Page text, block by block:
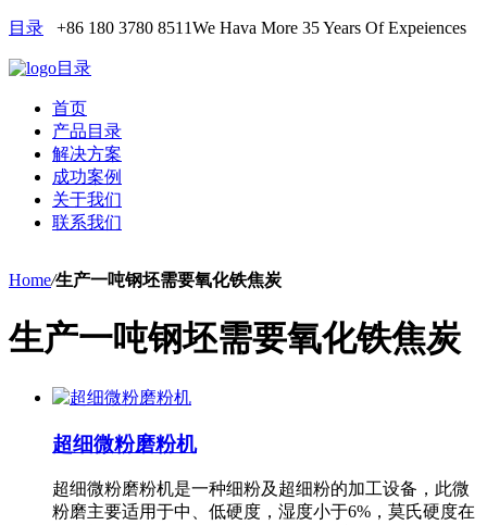
目录 +86 180 3780 8511We Hava More 35 Years Of Expeiences
目录
首页
产品目录
解决方案
成功案例
关于我们
联系我们
Home/生产一吨钢坯需要氧化铁焦炭
生产一吨钢坯需要氧化铁焦炭
超细微粉磨粉机
超细微粉磨粉机是一种细粉及超细粉的加工设备，此微
粉磨主要适用于中、低硬度，湿度小于6%，莫氏硬度在